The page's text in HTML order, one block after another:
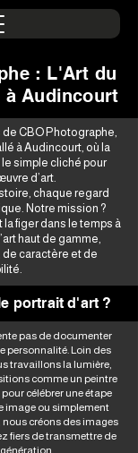
: L'Art du
à Audincourt
CBO Photographe,
à Audincourt, où la
simple cliché pour
d’art.
chaque regard
Notre mission ?
figer dans le temps à
haut de gamme,
caractère et de
portrait d'art ?
pas de documenter
personnalité. Loin des
travaillons la lumière,
comme un peintre
célébrer une étape
image ou simplement
nous créons des images
fiers de transmettre de